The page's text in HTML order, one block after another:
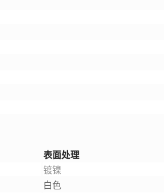
表面处理
镀镍
白色